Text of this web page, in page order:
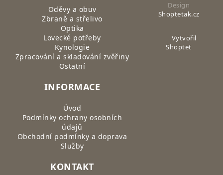
Oděvy a obuv
Zbraně a střelivo
Optika
Lovecké potřeby
Kynologie
Zpracování a skladování zvěřiny
Ostatní
INFORMACE
Úvod
Podmínky ochrany osobních
údajů
Obchodní podmínky a doprava
Služby
KONTAKT
Design
Shoptetak.cz
Vytvořil
Shoptet